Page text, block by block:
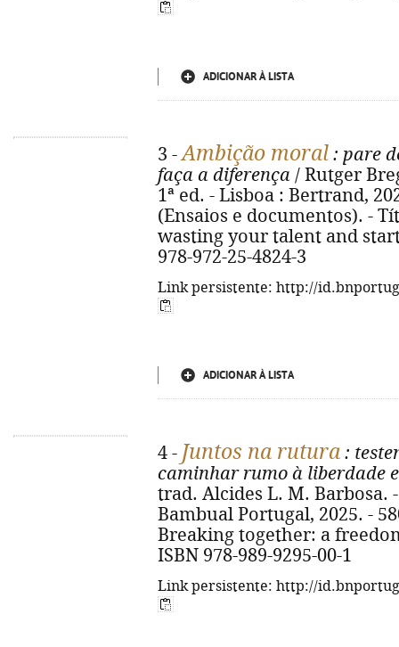
ADICIONAR À LISTA
3 -Ambição moral : pare
faça a diferença / Rutger
1ª ed. - Lisboa : Bertrand,
(Ensaios e documentos). -
wasting your talent and
978-972-25-4824-3
Link persistente: http://
ADICIONAR À LISTA
4 - Juntos na rutura :
caminhar rumo à liberdade
trad. Alcides L. M. Barbosa.
Bambual Portugal, 2025. -
Breaking together: a
ISBN 978-989-9295-00-1
Link persistente: http://